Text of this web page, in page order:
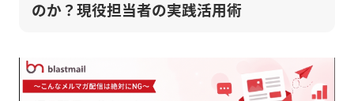
のか？現役担当者の実践活用術